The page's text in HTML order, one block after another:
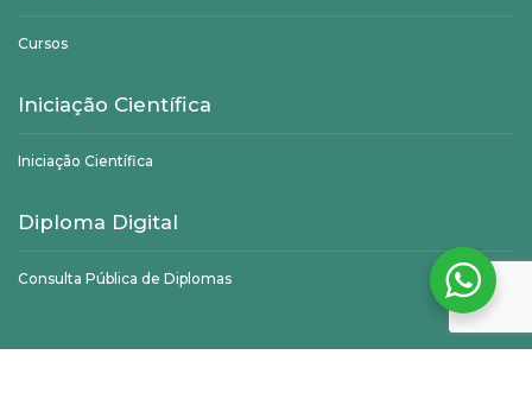
Cursos
Iniciação Científica
Iniciação Científica
Diploma Digital
Consulta Pública de Diplomas